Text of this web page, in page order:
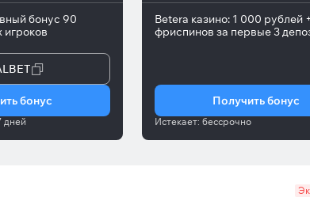
бонус 90
игроков
бонус
дней
Betera казино: 1 000 рублей
фриспинов за первые 3
Получить бонус
Истекает: бессрочно